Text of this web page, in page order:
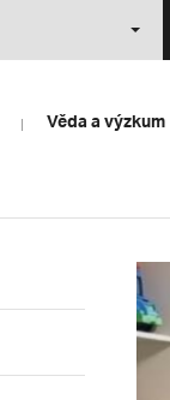
Věda a výzkum